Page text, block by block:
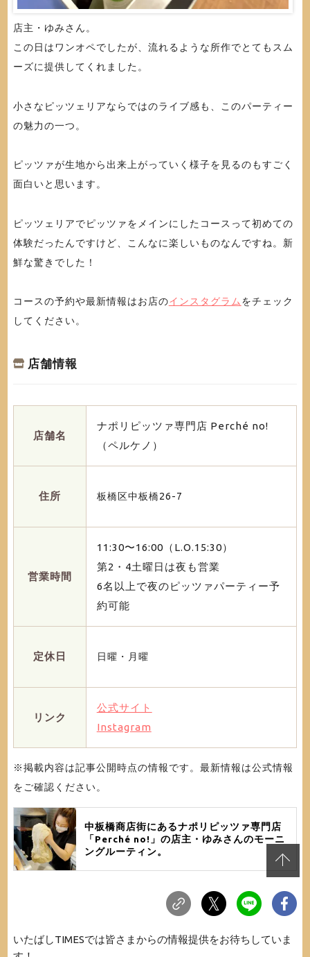
店主・ゆみさん。
この日はワンオペでしたが、流れるような所作でとてもスム
ーズに提供してくれました。
小さなピッツェリアならではのライブ感も、このパーティー
の魅力の一つ。
ピッツァが生地から出来上がっていく様子を見るのもすごく
面白いと思います。
ピッツェリアでピッツァをメインにしたコースって初めての
体験だったんですけど、こんなに楽しいものなんですね。新
鮮な驚きでした！
コースの予約や最新情報はお店のインスタグラムをチェック
してください。
店舗情報
店舗名
ナポリピッツァ専門店 Perché no!
（ペルケノ）
住所 板橋区中板橋26-7
営業時間
11:30〜16:00（L.O.15:30）
第2・4土曜日は夜も営業
6名以上で夜のピッツァパーティー予
約可能
定休日 日曜・月曜
リンク
公式サイト
Instagram
※掲載内容は記事公開時点の情報です。最新情報は公式情報
をご確認ください。
中板橋商店街にあるナポリピッツァ専門店
「Perché no!」の店主・ゆみさんのモーニ
ングルーティン。
いたばしTIMESでは皆さまからの情報提供をお待ちしていま